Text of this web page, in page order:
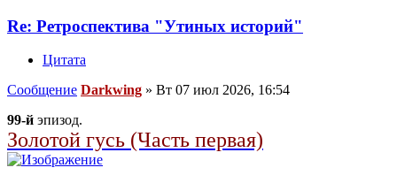
Re: Ретроспектива "Утиных историй"
Цитата
Сообщение Darkwing » Вт 07 июл 2026, 16:54
99-й эпизод.
Золотой гусь (Часть первая)